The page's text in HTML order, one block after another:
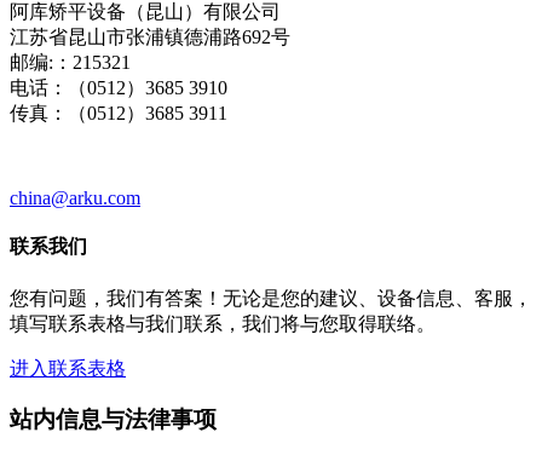
阿库矫平设备（昆山）有限公司
江苏省昆山市张浦镇德浦路692号
邮编:：215321
电话：（0512）3685 3910
传真：（0512）3685 3911
china@arku.com
联系我们
您有问题，我们有答案！无论是您的建议、设备信息、客服，
填写联系表格与我们联系，我们将与您取得联络。
进入联系表格
站内信息与法律事项